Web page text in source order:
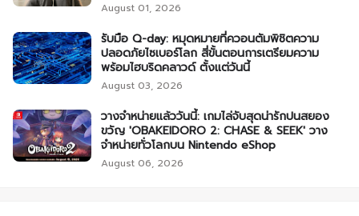
August 01, 2026
รับมือ Q-day: หมุดหมายที่ควอนตัมพิชิตความ
ปลอดภัยไซเบอร์โลก สี่ขั้นตอนการเตรียมความ
พร้อมไฮบริดคลาวด์ ตั้งแต่วันนี้
August 03, 2026
วางจำหน่ายแล้ววันนี้: เกมไล่จับสุดน่ารักปนสยอง
ขวัญ 'OBAKEIDORO 2: CHASE & SEEK' วาง
จำหน่ายทั่วโลกบน Nintendo eShop
August 06, 2026